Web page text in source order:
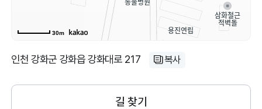
30m
인천 강화군 강화읍 강화대로 217 복사
길 찾기